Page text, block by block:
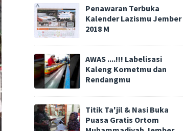
Penawaran Terbuka
Kalender Lazismu Jember
2018 M
AWAS ....!!! Labelisasi
Kaleng Kornetmu dan
Rendangmu
Titik Ta'jil & Nasi Buka
Puasa Gratis Ortom